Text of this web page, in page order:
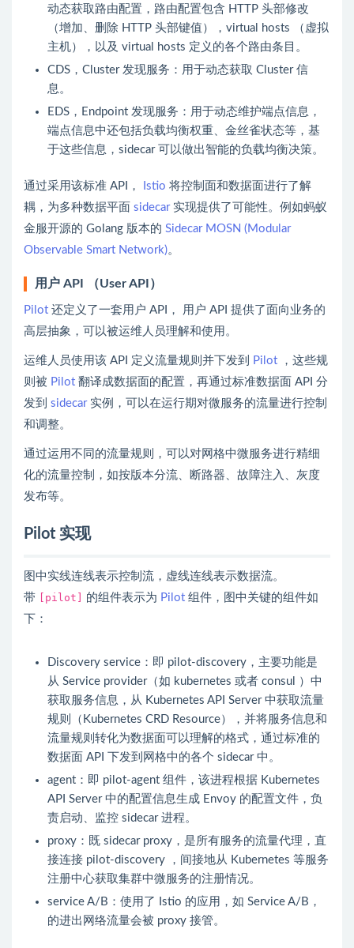
动态获取路由配置，路由配置包含 HTTP 头部修改
（增加、删除 HTTP 头部键值），virtual hosts （虚拟
主机），以及 virtual hosts 定义的各个路由条目。
CDS， Cluster发现服务：用于动态获取 Cluster信
息。
EDS，Endpoint 发现服务：用于动态维护端点信息，
端点信息中还包括负载均衡权重、金丝雀状态等，基
于这些信息， sidecar可以做出智能的负载均衡决策。
通过采用该标准 API， Istio 将控制面和数据面进行了解
耦，为多种数据平面 sidecar实现提供了可能性。例如蚂蚁
金服开源的 Golang 版本的 Sidecar MOSN (Modular
Observable Smart Network)。
用户 API （User API）
Pilot 还定义了一套用户 API， 用户 API 提供了面向业务的
高层抽象，可以被运维人员理解和使用。
运维人员使用该 API 定义流量规则并下发到 Pilot ，这些规
则被 Pilot 翻译成数据面的配置，再通过标准数据面 API 分
发到 sidecar实例，可以在运行期对微服务的流量进行控制
和调整。
通过运用不同的流量规则，可以对网格中微服务进行精细
化的流量控制，如按版本分流、断路器、故障注入、灰度
发布等。
Pilot 实现
图中实线连线表示控制流，虚线连线表示数据流。
带
[pilot] 的组件表示为 Pilot 组件，图中关键的组件如
下：
Discovery service ：即 pilot-discovery，主要功能是
从 Service provider（如 kubernetes 或者 consul ）中
获取服务信息，从 Kubernetes API Server 中获取流量
规则（Kubernetes CRD Resource），并将服务信息和
流量规则转化为数据面可以理解的格式，通过标准的
数据面 API 下发到网格中的各个 sidecar中。
agent：即 pilot-agent 组件，该进程根据 Kubernetes
API Server 中的配置信息生成 Envoy 的配置文件，负
责启动、监控 sidecar进程。
proxy：既 sidecarproxy，是所有服务的流量代理，直
接连接 pilot-discovery ，间接地从 Kubernetes 等服务
注册中心获取集群中微服务的注册情况。
service A/B：使用了 Istio 的应用，如 Service A/B，
的进出网络流量会被 proxy 接管。